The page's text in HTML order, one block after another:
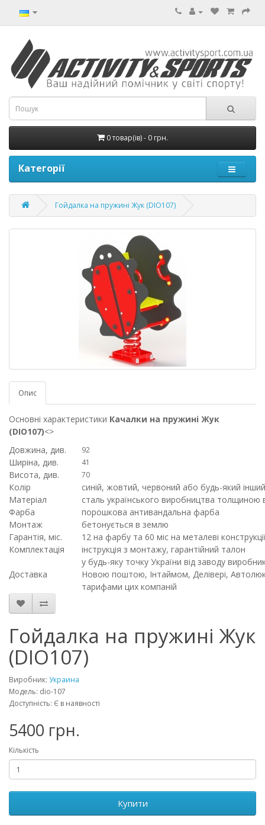
0 товар(ів) - 0 грн.
Категорії
Гойдалка на пружині Жук (DIO107)
Опис
Основні характеристики Качалки на пружині Жук
(DIO107)<>
Довжина, див.
92
Ширіна, див. 41
Висота, див. 70
Колір
синій, жовтий, червоний або будь-який
Матеріал
сталь українського виробництва толщиною
Фарба
порошкова антивандальна фарба
Монтаж
бетонується в землю
Гарантія, міс.
12 на фарбу та 60 міс на металеві
Комплектація
інструкція з монтажу, гарантійний талон
Доставка
у будь-яку точку України від заводу
Новою поштою, Інтаймом, Делівері,
тарифами цих компаній
Гойдалка на пружині Жук
(DIO107)
Виробник: Украина
Модель: dio-107
Доступність: Є в наявності
5400 грн.
Кількість
Купити